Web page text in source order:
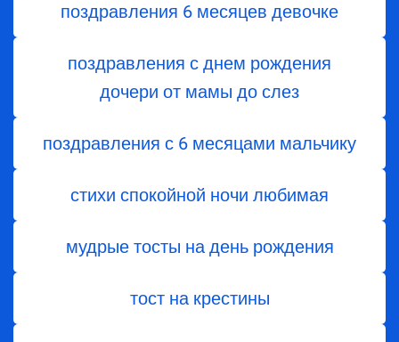
поздравления 6 месяцев девочке
поздравления с днем ​​рождения
дочери от мамы до слез
поздравления с 6 месяцами мальчику
стихи спокойной ночи любимая
мудрые тосты на день рождения
тост на крестины